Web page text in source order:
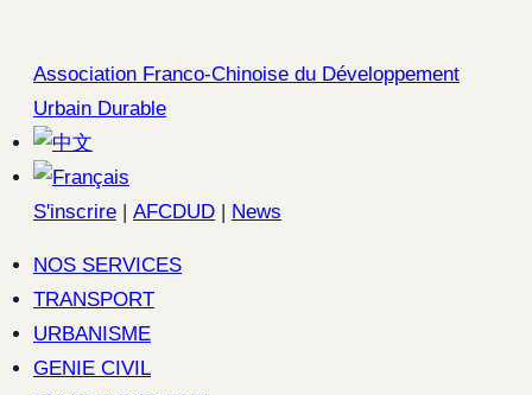
Association Franco-Chinoise du Développement
Urbain Durable
S'inscrire | AFCDUD | News
NOS SERVICES
TRANSPORT
URBANISME
GENIE CIVIL